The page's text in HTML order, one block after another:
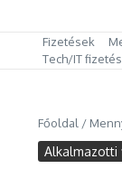
Fizetések
Tech/IT
Főoldal /
Alkalmazotti